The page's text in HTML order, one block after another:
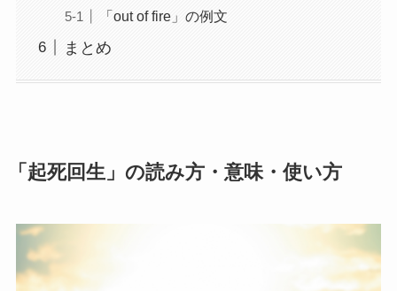
「out of fire」の例文
まとめ
「起死回生」の読み方・意味・使い方